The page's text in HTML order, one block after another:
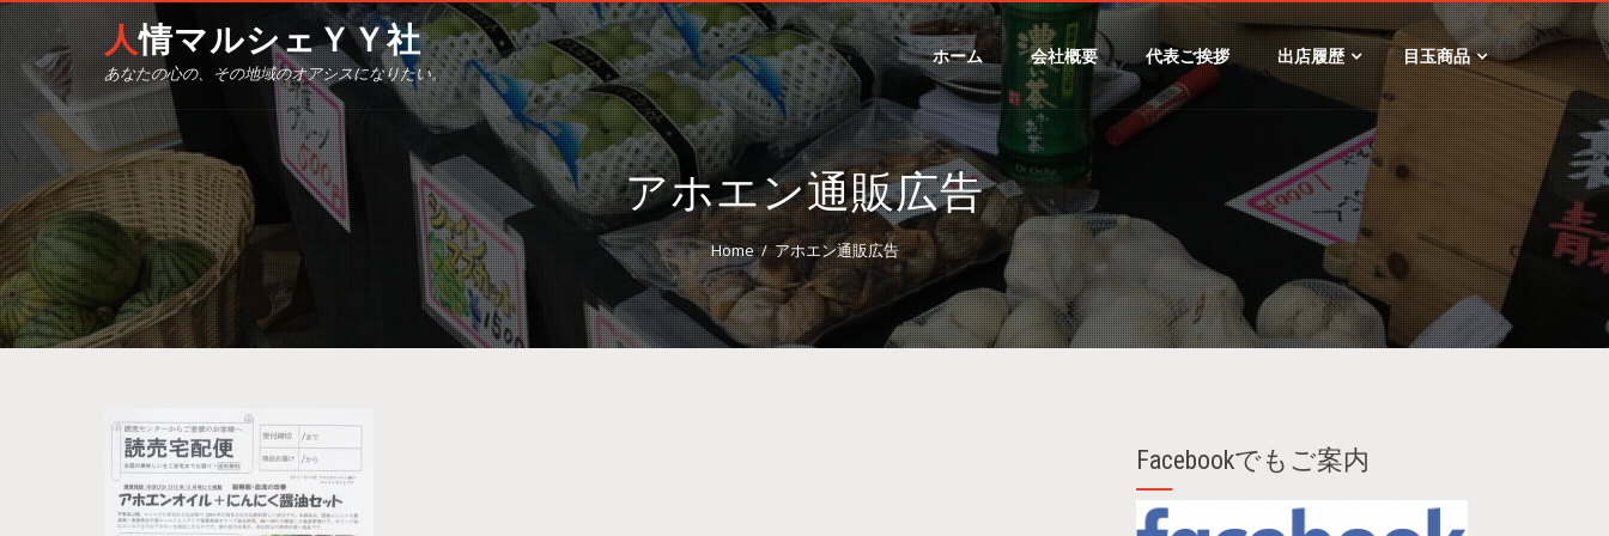
人情マルシェＹＹ社
あなたの心の、その地域のオアシスになりたい。
ホーム 会社概要 代表ご挨拶 出店履歴 目玉商品
アホエン通販広告
Home アホエン通販広告
Facebookでもご案内